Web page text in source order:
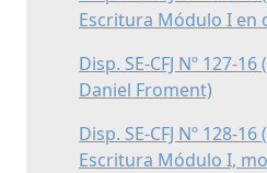
Escritura Módulo I en
Disp. SE-CFJ Nº 127-
Daniel Froment)
Disp. SE-CFJ Nº 128-
Escritura Módulo I,